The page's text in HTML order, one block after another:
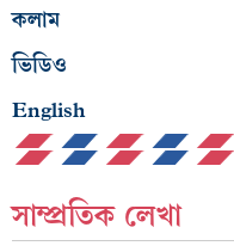
কলাম
ভিডিও
English
সাম্প্রতিক লেখা